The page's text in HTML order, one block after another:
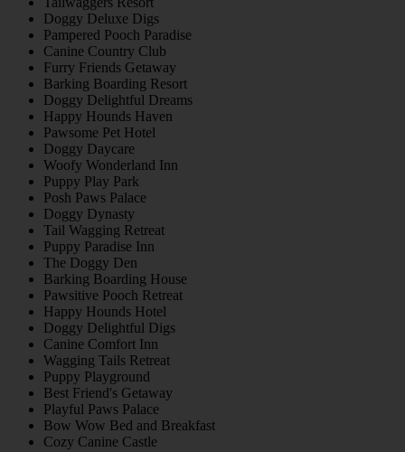
Doggy Deluxe Digs
Pampered Pooch Paradise
Canine Country Club
Furry Friends Getaway
Barking Boarding Resort
Doggy Delightful Dreams
Happy Hounds Haven
Pawsome Pet Hotel
Doggy Daycare
Woofy Wonderland Inn
Puppy Play Park
Posh Paws Palace
Doggy Dynasty
Tail Wagging Retreat
Puppy Paradise Inn
The Doggy Den
Barking Boarding House
Pawsitive Pooch Retreat
Happy Hounds Hotel
Doggy Delightful Digs
Canine Comfort Inn
Wagging Tails Retreat
Puppy Playground
Best Friend's Getaway
Playful Paws Palace
Bow Wow Bed and Breakfast
Cozy Canine Castle